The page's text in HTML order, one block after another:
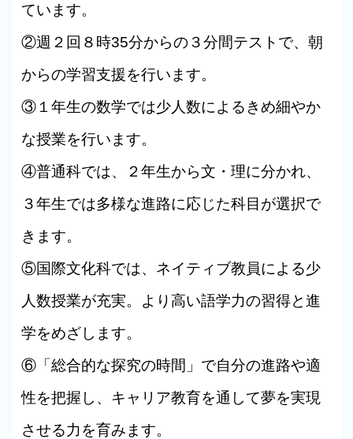
ています。
②週２回８時35分からの３分間テストで、朝
からの学習支援を行います。
③１年生の数学では少人数によるきめ細やか
な授業を行います。
④普通科では、２年生から文・理に分かれ、
３年生では多様な進路に応じた科目が選択で
きます。
⑤国際文化科では、ネイティブ教員による少
人数授業が充実。より高い語学力の習得と進
学をめざします。
⑥「総合的な探究の時間」で自分の進路や適
性を把握し、キャリア教育を通して夢を実現
させる力を育みます。